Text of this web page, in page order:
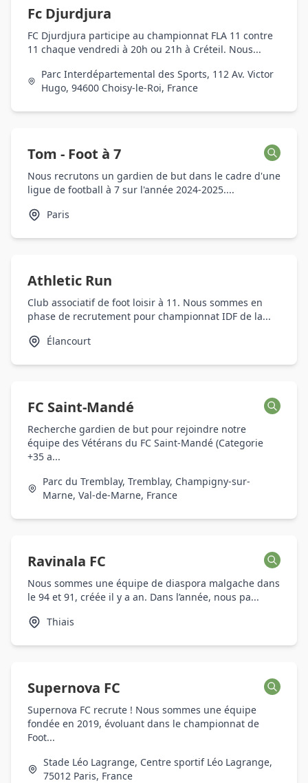
Fc Djurdjura
FC Djurdjura participe au championnat FLA 11 contre
11 chaque vendredi à 20h ou 21h à Créteil. Nous...
Parc Interdépartemental des Sports, 112 Av. Victor
Hugo, 94600 Choisy-le-Roi, France
Tom - Foot à 7
Nous recrutons un gardien de but dans le cadre d'une
ligue de football à 7 sur l'année 2024-2025....
Paris
Athletic Run
Club associatif de foot loisir à 11. Nous sommes en
phase de recrutement pour championnat IDF de la...
Élancourt
FC Saint-Mandé
Recherche gardien de but pour rejoindre notre
équipe des Vétérans du FC Saint-Mandé (Categorie
+35 a...
Parc du Tremblay, Tremblay, Champigny-sur-
Marne, Val-de-Marne, France
Ravinala FC
Nous sommes une équipe de diaspora malgache dans
le 94 et 91, créée il y a an. Dans l’année, nous pa...
Thiais
Supernova FC
Supernova FC recrute ! Nous sommes une équipe
fondée en 2019, évoluant dans le championnat de
Foot...
Stade Léo Lagrange, Centre sportif Léo Lagrange,
75012 Paris, France